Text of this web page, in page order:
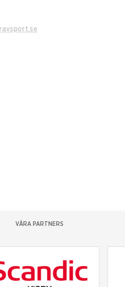
VÅRA PARTNERS